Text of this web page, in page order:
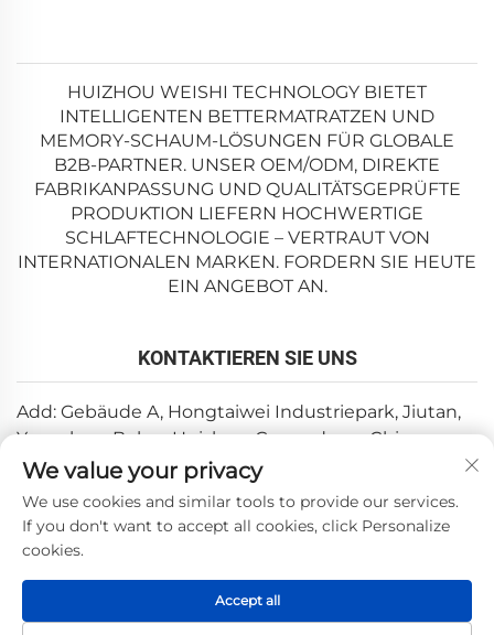
HUIZHOU WEISHI TECHNOLOGY BIETET
INTELLIGENTEN BETTERMATRATZEN UND
MEMORY-SCHAUM-LÖSUNGEN FÜR GLOBALE
B2B-PARTNER. UNSER OEM/ODM, DIREKTE
FABRIKANPASSUNG UND QUALITÄTSGEPRÜFTE
PRODUKTION LIEFERN HOCHWERTIGE
SCHLAFTECHNOLOGIE – VERTRAUT VON
INTERNATIONALEN MARKEN. FORDERN SIE HEUTE
EIN ANGEBOT AN.
KONTAKTIEREN SIE UNS
Add: Gebäude A, Hongtaiwei Industriepark, Jiutan,
Yuanzhou, Boluo, Huizhou, Guangdong, China
E-Mail:[email protected]
Tel.: +86-0752-6688646
Datenschutzrichtlinie
We value your privacy
We use cookies and similar tools to provide our services.
If you don't want to accept all cookies, click Personalize
cookies.
Accept all